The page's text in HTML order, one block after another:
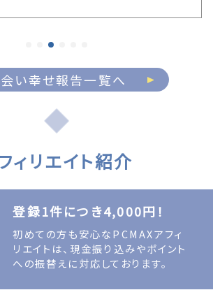
い幸せ報告一覧へ
ィリエイト紹介
登録1件につき4,000円！
初めての方も安心なPCMAXアフィ
リエイトは、現金振り込みやポイント
への振替えに対応しております。